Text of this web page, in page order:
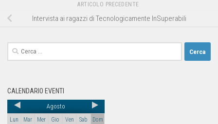
ARTICOLO PRECEDENTE
Intervista ai ragazzi di Tecnologicamente InSuperabili
CALENDARIO EVENTI
Agosto
Lun Mar Mer Gio Ven Sab
Dom